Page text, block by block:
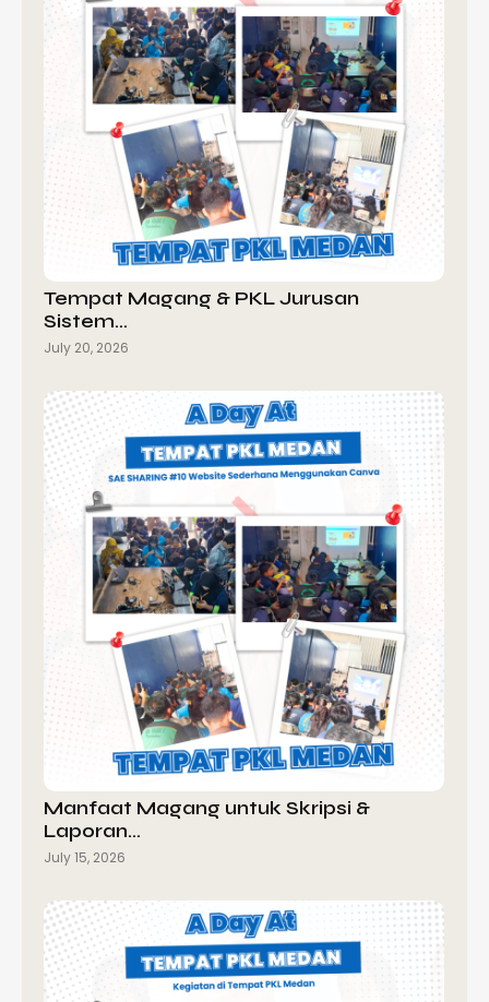
Tempat Magang & PKL Jurusan
Sistem…
July 20, 2026
Manfaat Magang untuk Skripsi &
Laporan…
July 15, 2026